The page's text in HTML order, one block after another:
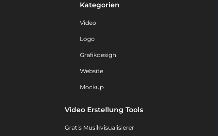
Kategorien
Video
Logo
Grafikdesign
Website
Mockup
Video Erstellung Tools
Gratis Musikvisualisierer